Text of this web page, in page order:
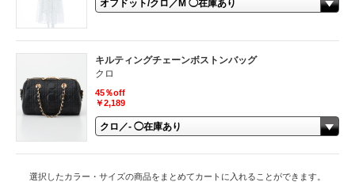
キルティングチェーンボストンバッグ
クロ
45％off
￥2,189
選択したカラー・サイズの商品をまとめてカートに入れることができます。